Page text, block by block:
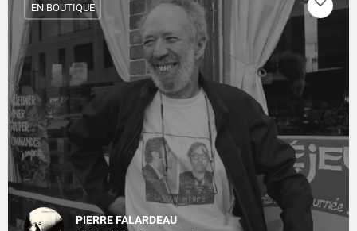
PIERRE FALARDEAU
EN BOUTIQUE